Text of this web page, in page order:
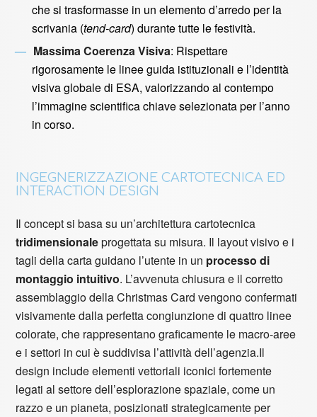
che si trasformasse in un elemento d’arredo per la
scrivania (tend-card) durante tutte le festività.
Massima Coerenza Visiva: Rispettare
rigorosamente le linee guida istituzionali e l’identità
visiva globale di ESA, valorizzando al contempo
l’immagine scientifica chiave selezionata per l’anno
in corso.
INGEGNERIZZAZIONE CARTOTECNICA ED
INTERACTION DESIGN
Il concept si basa su un’architettura cartotecnica
tridimensionaleprogettata su misura. Il layout visivo e i
tagli della carta guidano l’utente in un processo di
montaggio intuitivo. L’avvenuta chiusura e il corretto
assemblaggio della Christmas Card vengono confermati
visivamente dalla perfetta congiunzione di quattro linee
colorate, che rappresentano graficamente le macro-aree
e i settori in cui è suddivisa l’attività dell’agenzia.Il
design include elementi vettoriali iconici fortemente
legati al settore dell’esplorazione spaziale, come un
razzo e un pianeta, posizionati strategicamente per